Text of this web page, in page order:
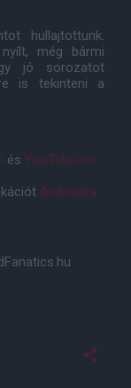
hullajtottunk.
még bármi
jó sorozatot
is tekinteni a
és YouTube-on
Androidra